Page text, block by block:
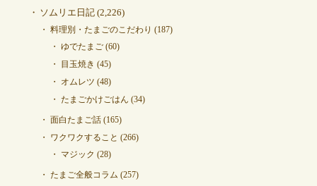
ソムリエ日記(2,226)
料理別・たまごのこだわり (187)
ゆでたまご(60)
目玉焼き (45)
オムレツ (48)
たまごかけごはん (34)
面白たまご話(165)
ワクワクすること (266)
マジック (28)
たまご全般コラム (257)